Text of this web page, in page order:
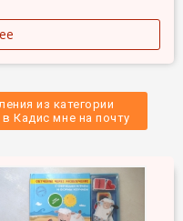
из категории
Кадис мне на почту